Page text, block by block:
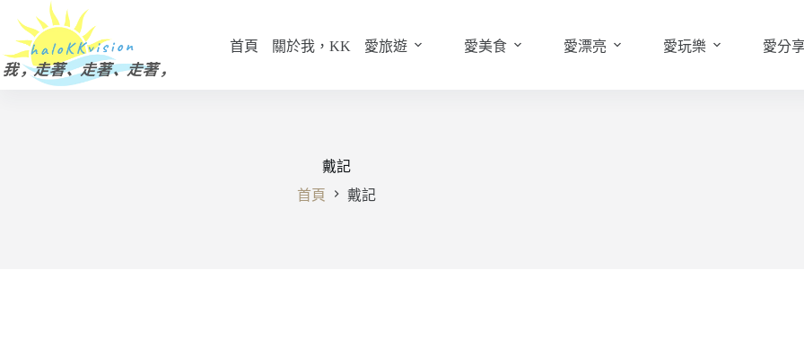
主
要
首頁 關於我，KK 愛旅遊 愛美食 愛漂亮 愛玩樂 愛分
戴記
首頁
戴記